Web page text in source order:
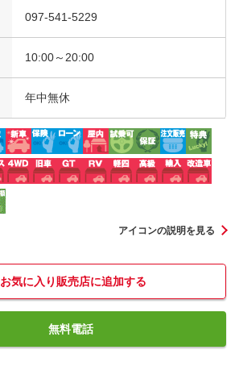
097-541-5229
10:00～20:00
年中無休
アイコンの説明を見る
お気に入り販売店に追加する
無料電話